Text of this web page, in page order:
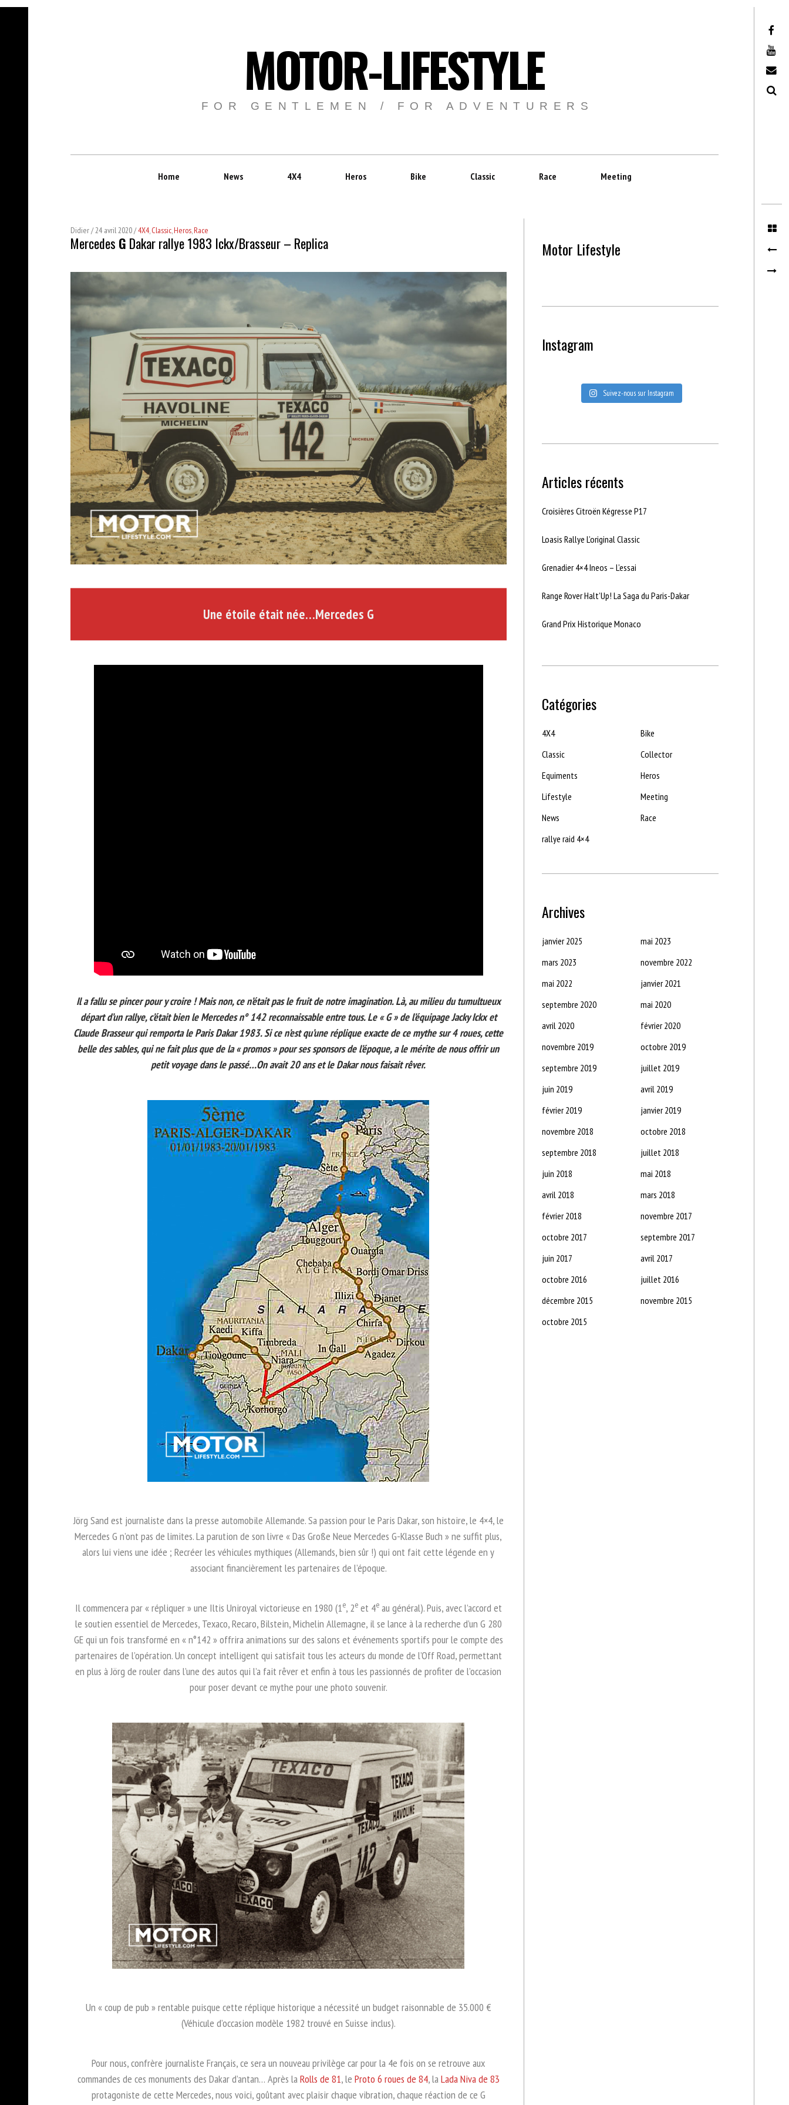
MOTOR-LIFESTYLE
FOR GENTLEMEN / FOR ADVENTURERS
Home News 4X4 Heros Bike Classic Race Meeting
Didier 24 avril 2020 4X4,Classic,Heros,Race
Mercedes G Dakar rallye 1983 Ickx/Brasseur – Replica
Une étoile était née…Mercedes G
Il a fallu se pincer pour y croire ! Mais non, ce n’était pas le fruit de notre imagination. Là, au milieu du tumultueux
départ d’un rallye, c’était bien le Mercedes n° 142 reconnaissable entre tous. Le « G » de l’équipage Jacky Ickx et
Claude Brasseur qui remporta le Paris Dakar 1983. Si ce n’est qu’une réplique exacte de ce mythe sur 4 roues, cette
belle des sables, qui ne fait plus que de la « promos » pour ses sponsors de l’époque, a le mérite de nous offrir un
petit voyage dans le passé…On avait 20 ans et le Dakar nous faisait rêver.
Jörg Sand est journaliste dans la presse automobile Allemande. Sa passion pour le Paris Dakar, son histoire, le 4×4, le
Mercedes G n’ont pas de limites. La parution de son livre « Das Große Neue Mercedes G-Klasse Buch » ne suffit plus,
alors lui viens une idée ; Recréer les véhicules mythiques (Allemands, bien sûr !) qui ont fait cette légende en y
associant financièrement les partenaires de l’époque.
Il commencera par « répliquer » une Iltis Uniroyal victorieuse en 1980 (1e, 2eet 4eau général). Puis, avec l’accord et
le soutien essentiel de Mercedes, Texaco, Recaro, Bilstein, Michelin Allemagne, il se lance à la recherche d’un G 280
GE qui un fois transformé en « n°142 » offrira animations sur des salons et événements sportifs pour le compte des
partenaires de l’opération. Un concept intelligent qui satisfait tous les acteurs du monde de l’Off Road, permettant
en plus à Jörg de rouler dans l’une des autos qui l’a fait rêver et enfin à tous les passionnés de profiter de l’occasion
pour poser devant ce mythe pour une photo souvenir.
Un « coup de pub » rentable puisque cette réplique historique a nécessité un budget raisonnable de 35.000 €
(Véhicule d’occasion modèle 1982 trouvé en Suisse inclus).
Pour nous, confrère journaliste Français, ce sera un nouveau privilège car pour la 4e fois on se retrouve aux
commandes de ces monuments des Dakar d’antan… Après laRolls de 81, le Proto 6 roues de 84, laLada Niva de 83
protagoniste de cette Mercedes, nous voici, goûtant avec plaisir chaque vibration, chaque réaction de ce G
Motor Lifestyle
Instagram
Suivez-nous sur Instagram
Articles récents
Croisières Citroën Kégresse P17
Loasis Rallye L’original Classic
Grenadier 4×4 Ineos – L’essai
Range Rover Halt’Up! La Saga du Paris-Dakar
Grand Prix Historique Monaco
Catégories
4X4
Bike
Classic
Collector
Equiments
Heros
Lifestyle
Meeting
News
Race
rallye raid 4×4
Archives
janvier 2025
mai 2023
mars 2023
novembre 2022
mai 2022
janvier 2021
septembre 2020
mai 2020
avril 2020
février 2020
novembre 2019
octobre 2019
septembre 2019
juillet 2019
juin 2019
avril 2019
février 2019
janvier 2019
novembre 2018
octobre 2018
septembre 2018
juillet 2018
juin 2018
mai 2018
avril 2018
mars 2018
février 2018
novembre 2017
octobre 2017
septembre 2017
juin 2017
avril 2017
octobre 2016
juillet 2016
décembre 2015
novembre 2015
octobre 2015